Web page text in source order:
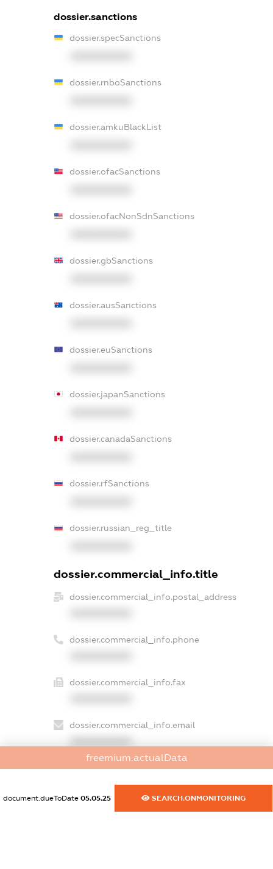
dossier.sanctions
dossier.specSanctions
dossier.rnboSanctions
dossier.amkuBlackList
dossier.ofacSanctions
dossier.ofacNonSdnSanctions
dossier.gbSanctions
dossier.ausSanctions
dossier.euSanctions
dossier.japanSanctions
dossier.canadaSanctions
dossier.rfSanctions
dossier.russian_reg_title
dossier.commercial_info.title
dossier.commercial_info.postal_address
dossier.commercial_info.phone
dossier.commercial_info.fax
dossier.commercial_info.email
dossier.commercial_info.website
XXXXXXXXXX
dossier.commercial_info.activity
freemium.actualData
document.dueToDate 05.05.25 SEARCH.ONMONITORING